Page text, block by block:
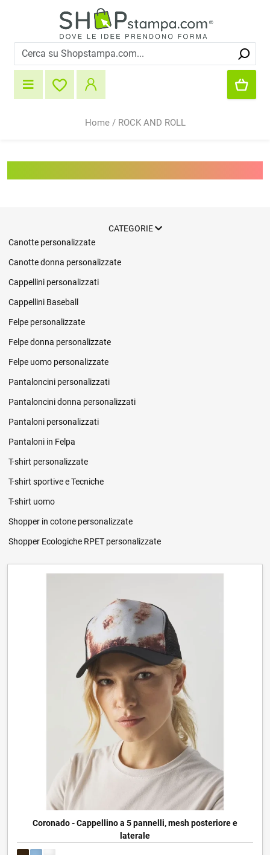
Home/ ROCK AND ROLL
CATEGORIE
Canotte personalizzate
Canotte donna personalizzate
Cappellini personalizzati
Cappellini Baseball
Felpe personalizzate
Felpe donna personalizzate
Felpe uomo personalizzate
Pantaloncini personalizzati
Pantaloncini donna personalizzati
Pantaloni personalizzati
Pantaloni in Felpa
T-shirt personalizzate
T-shirt sportive e Tecniche
T-shirt uomo
Shopper in cotone personalizzate
Shopper Ecologiche RPET personalizzate
Coronado - Cappellino a 5 pannelli, mesh posteriore e
laterale